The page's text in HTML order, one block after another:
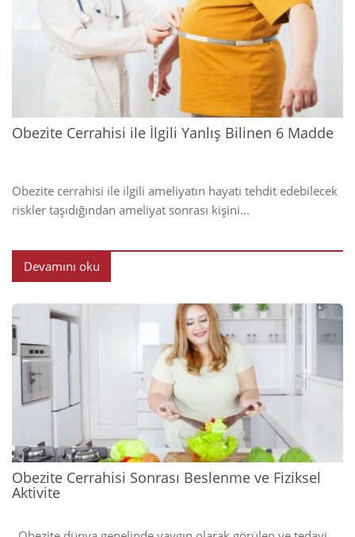
Obezite Cerrahisi ile İlgili Yanlış Bilinen 6 Madde
Obezite cerrahisi ile ilgili ameliyatın hayatı tehdit edebilecek
riskler taşıdığından ameliyat sonrası kişini...
Devamını oku
2023
Obezite Cerrahisi Sonrası Beslenme ve Fiziksel
Aktivite